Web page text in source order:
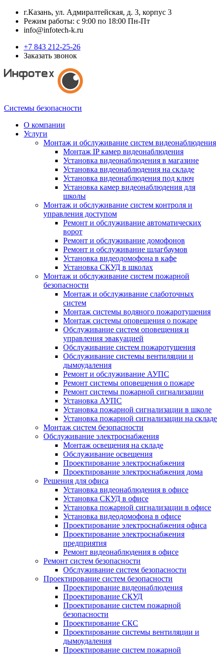
г.Казань, ул. Адмиралтейская, д. 3, корпус 3
Режим работы: с 9:00 по 18:00 Пн-Пт
info@infotech-k.ru
+7 843 212-25-26
Заказать звонок
Системы безопасности
О компании
Услуги
Монтаж и обслуживание систем видеонаблюдения
Монтаж IP камер видеонаблюдения
Установка видеонаблюдения в магазине
Установка видеонаблюдения на складе
Установка видеонаблюдения под ключ
Установка камер видеонаблюдения для
школы
Монтаж и обслуживание систем контроля и
управления доступом
Ремонт и обслуживание автоматических
ворот
Ремонт и обслуживание домофонов
Ремонт и обслуживание шлагбаумов
Установка видеодомофона в кафе
Установка СКУД в школах
Монтаж и обслуживание систем пожарной
безопасности
Монтаж и обслуживание слаботочных
систем
Монтаж системы водяного пожаротушения
Монтаж системы оповещения о пожаре
Обслуживание систем оповещения и
управления эвакуацией
Обслуживание систем пожаротушения
Обслуживание системы вентиляции и
дымоудаления
Ремонт и обслуживание АУПС
Ремонт системы оповещения о пожаре
Ремонт системы пожарной сигнализации
Установка АУПС
Установка пожарной сигнализации в школе
Установка пожарной сигнализации на складе
Монтаж систем безопасности
Обслуживание электроснабжения
Монтаж освещения на складе
Обслуживание освещения
Проектирование электроснабжения
Проектирование электроснабжения дома
Решения для офиса
Установка видеонаблюдения в офисе
Установка СКУД в офисе
Установка пожарной сигнализации в офисе
Установка видеодомофона в офисе
Проектирование электроснабжения офиса
Проектирование электроснабжения
предприятия
Ремонт видеонаблюдения в офисе
Ремонт систем безопасности
Обслуживание систем безопасности
Проектирование систем безопасности
Проектирование видеонаблюдения
Проектирование СКУД
Проектирование систем пожарной
безопасности
Проектирование СКС
Проектирование системы вентиляции и
дымоудаления
Проектирование систем пожарной